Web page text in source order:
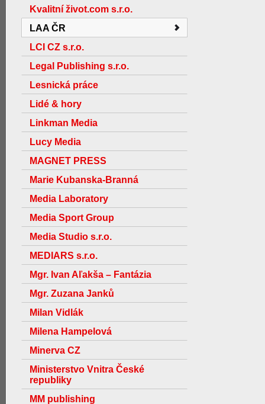
Kvalitní život.com s.r.o.
LAA ČR
LCI CZ s.r.o.
Legal Publishing s.r.o.
Lesnická práce
Lidé & hory
Linkman Media
Lucy Media
MAGNET PRESS
Marie Kubanska-Branná
Media Laboratory
Media Sport Group
Media Studio s.r.o.
MEDIARS s.r.o.
Mgr. Ivan Aľakša – Fantázia
Mgr. Zuzana Janků
Milan Vidlák
Milena Hampelová
Minerva CZ
Ministerstvo Vnitra České
republiky
MM publishing